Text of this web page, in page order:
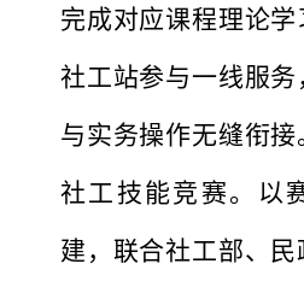
完成对应课程理论
社工站参与一线服
与实务操作无缝衔
社工技能竞赛。以
建，联合社工部、